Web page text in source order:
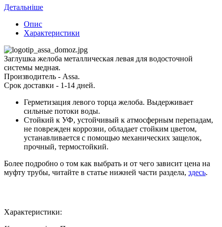
Детальніше
Опис
Характеристики
Заглушка желоба металлическая левая для водосточной
системы медная.
Производитель - Assa.
Срок доставки - 1-14 дней.
Герметизация левого торца желоба. Выдерживает
сильные потоки воды.
Стойкий к УФ, устойчивый к атмосферным перепадам,
не поврежден коррозии, обладает стойким цветом,
устанавливается с помощью механических защелок,
прочный, термостойкий.
Более подробно о том как выбрать и от чего зависит цена на
муфту трубы, читайте в статье нижней части раздела, здесь.
Характеристики: